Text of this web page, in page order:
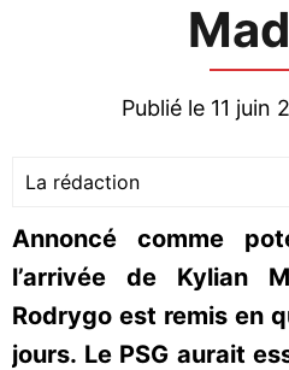
Publié le 11 juin
La rédaction
Annoncé comme
l’arrivée de Kylian
Rodrygo est remis en
jours. Le PSG aurait